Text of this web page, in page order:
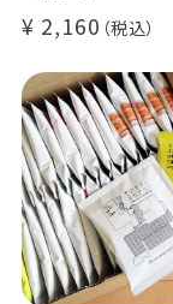
24g×6個（約12杯
マウンテンウォー
セス カフェイン
ー豆100%使用
でお届け
2,160